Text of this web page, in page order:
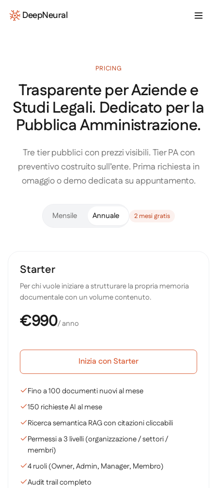
DeepNeural
PRICING
Trasparente per Aziende e
Studi Legali. Dedicato per la
Pubblica Amministrazione.
Tre tier pubblici con prezzi visibili. Tier PA con
preventivo costruito sull’ente. Prima richiesta in
omaggio o demo dedicata su appuntamento.
Mensile Annuale 2 mesi gratis
Starter
Per chi vuole iniziare a strutturare la propria memoria
documentale con un volume contenuto.
€990/ anno
Inizia con Starter
Fino a 100 documenti nuovi al mese
150 richieste AI al mese
Ricerca semantica RAG con citazioni cliccabili
Permessi a 3 livelli (organizzazione / settori /
membri)
4 ruoli (Owner, Admin, Manager, Membro)
Audit trail completo